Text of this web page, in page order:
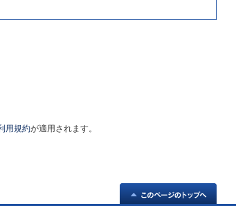
用規約が適用されます。